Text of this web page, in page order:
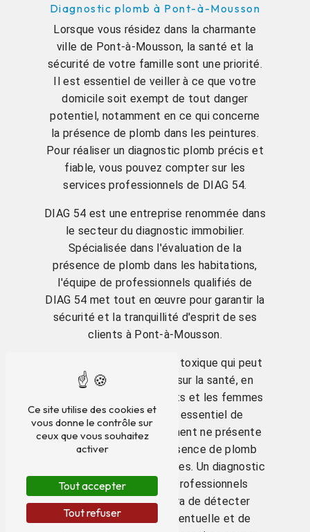
Diagnostic plomb à Pont-à-Mousson
Lorsque vous résidez dans la charmante
ville de Pont-à-Mousson, la santé et la
sécurité de votre famille sont une priorité.
Il est essentiel de veiller à ce que votre
domicile soit exempt de tout danger
potentiel, notamment en ce qui concerne
la présence de plomb dans les peintures.
Pour réaliser un diagnostic plomb précis et
fiable, vous pouvez compter sur les
services professionnels de DIAG 54.
DIAG 54 est une entreprise renommée dans
le secteur du diagnostic immobilier.
Spécialisée dans l'évaluation de la
présence de plomb dans les habitations,
l'équipe de professionnels qualifiés de
DIAG 54 met tout en œuvre pour garantir la
sécurité et la tranquillité d'esprit de ses
clients à Pont-à-Mousson.
Le plomb est un matériau toxique qui peut
avoir des effets nocifs sur la santé, en
particulier chez les enfants et les femmes
enceintes. Il est donc essentiel de
s'assurer que votre logement ne présente
pas de risque lié à la présence de plomb
dans les anciennes peintures. Un diagnostic
plomb réalisé par des professionnels
certifiés vous permettra de détecter
toute contamination éventuelle et de
Ce site utilise des cookies et
vous donne le contrôle sur
ceux que vous souhaitez
activer
Tout accepter
Tout refuser